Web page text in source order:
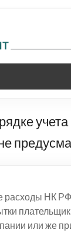
учета
расходы НК
или же